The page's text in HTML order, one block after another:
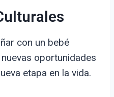
con un bebé
oportunidades
etapa en la vida.